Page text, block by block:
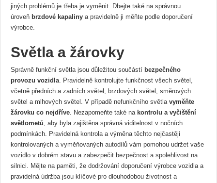
jiných problémů je třeba je vyměnit. Dbejte také na správnou
úroveň brzdové kapaliny a pravidelně ji měňte podle doporučení
výrobce.
Světla a žárovky
Správně funkční světla jsou důležitou součástí bezpečného
provozu vozidla. Pravidelně kontrolujte funkčnost všech světel,
včetně předních a zadních světel, brzdových světel, směrových
světel a mlhových světel. V případě nefunkčního světlavyměňte
žárovku co nejdříve. Nezapomeňte také na kontrolu a vyčištění
světlometů, aby byla zajištěna správná viditelnost v nočních
podmínkách. Pravidelná kontrola a výměna těchto nejčastěji
kontrolovaných a vyměňovaných autodílů vám pomohou udržet vaše
vozidlo v dobrém stavu a zabezpečit bezpečnost a spolehlivost na
silnici. Mějte na paměti, že dodržování doporučení výrobce vozidla a
pravidelná údržba jsou klíčové pro dlouhodobou životnost a